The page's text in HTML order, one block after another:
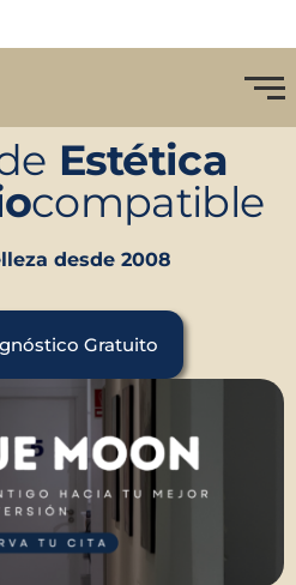
Estética
compatible
000 clientes
Gratuito